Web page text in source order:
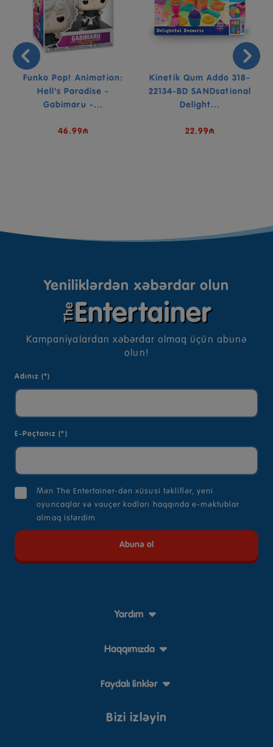
Funko Pop! Animation:
Hell's Paradise -
Gabimaru -...
46.99₼
Kinetik Qum Addo 318-
22134-BD SANDsational
Delight...
22.99₼
Yeniliklərdən xəbərdar olun
Kampaniyalardan xəbərdar olmaq üçün abunə
olun!
Adınız (*)
E-Poçtanız (*)
Mən The Entertainer-dən xüsusi təkliflər, yeni
oyuncaqlar və vauçer kodları haqqında e-məktublar
almaq istərdim
Yardım
Haqqımızda
Faydalı linklər
Bizi izləyin